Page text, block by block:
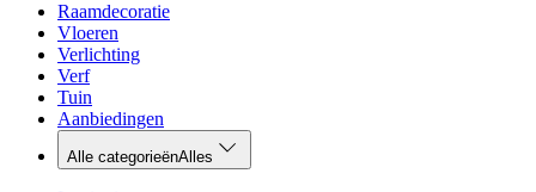
Raamdecoratie
Vloeren
Verlichting
Verf
Tuin
Aanbiedingen
Alle categorieënAlles